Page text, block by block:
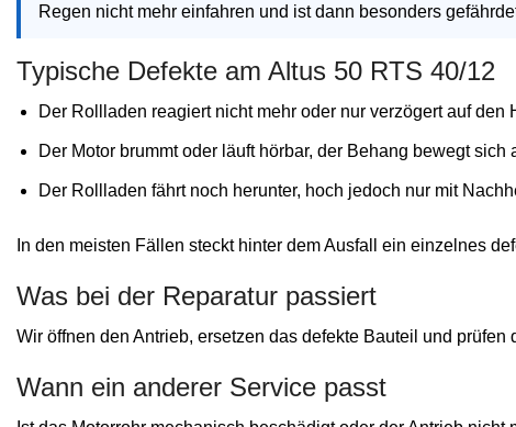
Regen nicht mehr einfahren und ist dann besonders
Typische Defekte am Altus 50 RTS 40/12
Der Rollladen reagiert nicht mehr oder nur verzögert auf den
Der Motor brummt oder läuft hörbar, der Behang bewegt sich
Der Rollladen fährt noch herunter, hoch jedoch nur mit
In den meisten Fällen steckt hinter dem Ausfall ein einzelnes
Was bei der Reparatur passiert
Wir öffnen den Antrieb, ersetzen das defekte Bauteil und
Wann ein anderer Service passt